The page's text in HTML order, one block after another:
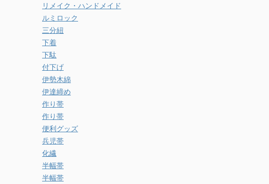
リメイク・ハンドメイド
ルミロック
三分紐
下着
下駄
付下げ
伊勢木綿
伊達締め
作り帯
作り帯
便利グッズ
兵児帯
化繊
半幅帯
半幅帯